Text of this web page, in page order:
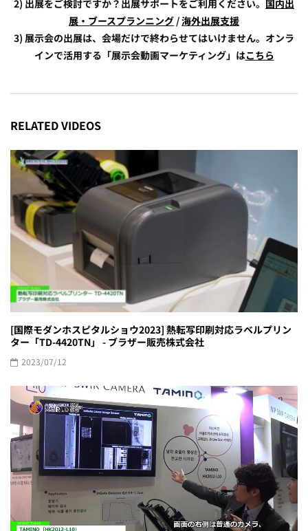
2) 出展をご検討ですか？出展サポートをご利用ください。 国内出
展・ブースプランニング /海外出展支援
3) 展示会の出展は、会場だけで終わらせてはいけません。オンラ
インで活用する「展示会動画マーケティング」はこちら
RELATED VIDEOS
[国際モダンホスピタルショウ2023] 熱転写印刷対応ラベルプリン
ター「TD-4420TN」 - ブラザー販売株式会社
2023/07/12